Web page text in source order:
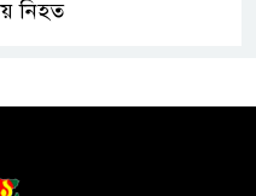
নিহত
মহাসড়কে দুটি